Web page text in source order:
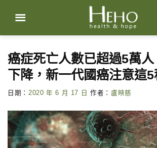
content
癌症死亡人數已超過5萬
下降，新一代國癌注意這
日期： 2020 年 6 月 17 日 作者： 盧映慈